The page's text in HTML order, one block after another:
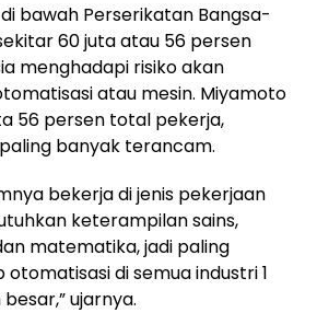
bawah Perserikatan Bangsa-
60 juta atau 56 persen
menghadapi risiko akan
atau mesin. Miyamoto
56 persen total pekerja,
banyak terancam.
bekerja di jenis pekerjaan
keterampilan sains,
matematika, jadi paling
di semua industri 1
ujarnya.